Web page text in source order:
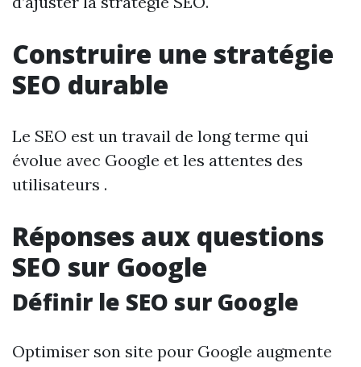
Construire une stratégie
SEO durable
Le SEO est un travail de long terme qui
évolue avec Google et les attentes des
utilisateurs .
Réponses aux questions
SEO sur Google
Définir le SEO sur Google
Optimiser son site pour Google augmente